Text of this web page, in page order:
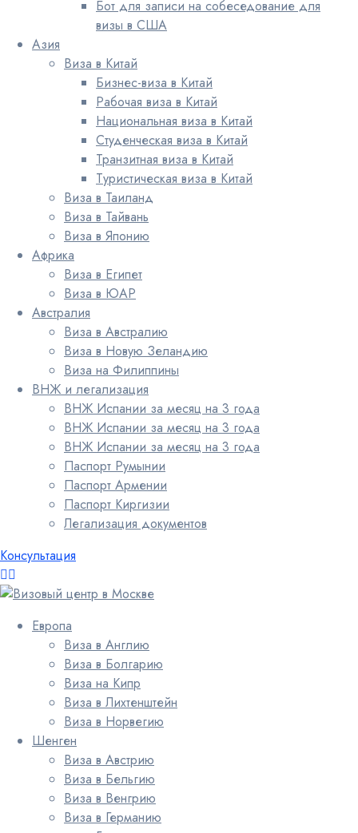
Бот для записи на собеседование для
визы в США
Азия
Виза в Китай
Бизнес-виза в Китай
Рабочая виза в Китай
Национальная виза в Китай
Студенческая виза в Китай
Транзитная виза в Китай
Туристическая виза в Китай
Виза в Таиланд
Виза в Тайвань
Виза в Японию
Африка
Виза в Египет
Виза в ЮАР
Австралия
Виза в Австралию
Виза в Новую Зеландию
Виза на Филиппины
ВНЖ и легализация
ВНЖ Испании за месяц на 3 года
ВНЖ Испании за месяц на 3 года
ВНЖ Испании за месяц на 3 года
Паспорт Румынии
Паспорт Армении
Паспорт Киргизии
Легализация документов
Консультация
Европа
Виза в Англию
Виза в Болгарию
Виза на Кипр
Виза в Лихтенштейн
Виза в Норвегию
Шенген
Виза в Австрию
Виза в Бельгию
Виза в Венгрию
Виза в Германию